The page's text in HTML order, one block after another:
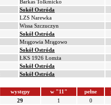
Barkas Tolkmicko
Sokół Ostróda
LZS Narewka
Wissa Szczuczyn
Sokół Ostróda
Mrągowia Mrągowo
Sokół Ostróda
ŁKS 1926 Łomża
Sokół Ostróda
Sokół Ostróda
występy w "11" pełne
29 1
0